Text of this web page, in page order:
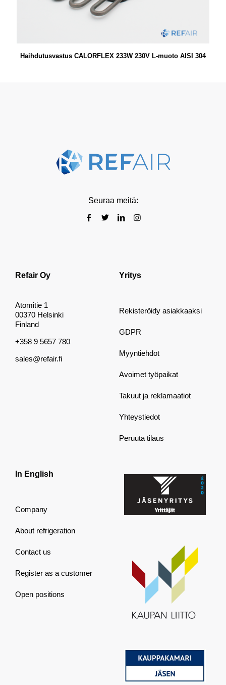
Haihdutusvastus CALORFLEX 233W 230V L-muoto AISI 304
Seuraa meitä:
Refair Oy
Atomitie 1
00370 Helsinki
Finland
+358 9 5657 780
sales@refair.fi
Yritys
Rekisteröidy asiakkaaksi
GDPR
Myyntiehdot
Avoimet työpaikat
Takuut ja reklamaatiot
Yhteystiedot
Peruuta tilaus
In English
Company
About refrigeration
Contact us
Register as a customer
Open positions